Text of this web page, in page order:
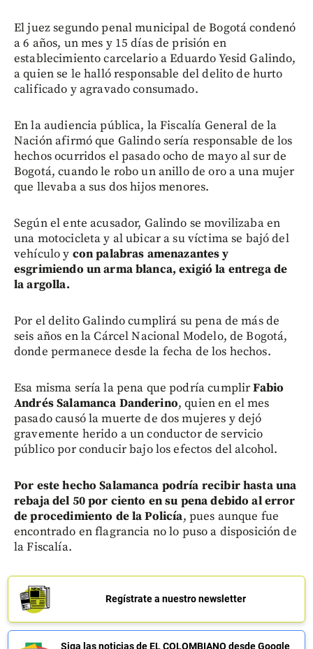
El juez segundo penal municipal de Bogotá condenó
a 6 años, un mes y 15 días de prisión en
establecimiento carcelario a Eduardo Yesid Galindo,
a quien se le halló responsable del delito de hurto
calificado y agravado consumado.
En la audiencia pública, la Fiscalía General de la
Nación afirmó que Galindo sería responsable de los
hechos ocurridos el pasado ocho de mayo al sur de
Bogotá, cuando le robo un anillo de oro a una mujer
que llevaba a sus dos hijos menores.
Según el ente acusador, Galindo se movilizaba en
una motocicleta y al ubicar a su víctima se bajó del
vehículo y con palabras amenazantes y
esgrimiendo un arma blanca, exigió la entrega de
la argolla.
Por el delito Galindo cumplirá su pena de más de
seis años en la Cárcel Nacional Modelo, de Bogotá,
donde permanece desde la fecha de los hechos.
Esa misma sería la pena que podría cumplirFabio
Andrés Salamanca Danderino, quien en el mes
pasado causó la muerte de dos mujeres y dejó
gravemente herido a un conductor de servicio
público por conducir bajo los efectos del alcohol.
Por este hecho Salamanca podría recibir hasta una
rebaja del 50 por ciento en su pena debido al error
de procedimiento de la Policía, pues aunque fue
encontrado en flagrancia no lo puso a disposición de
la Fiscalía.
Regístrate a nuestro newsletter
Siga las noticias de EL COLOMBIANO desde Google